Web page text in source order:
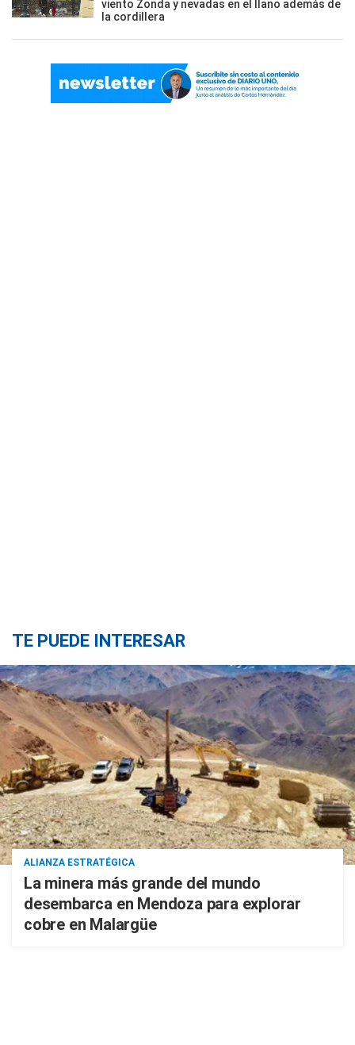
viento Zonda y nevadas en el llano además de
la cordillera
TE PUEDE INTERESAR
ALIANZA ESTRATÉGICA
La minera más grande del mundo
desembarca en Mendoza para explorar
cobre en Malargüe